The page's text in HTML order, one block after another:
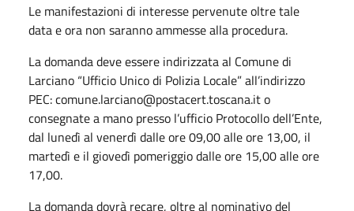
Le manifestazioni di interesse pervenute oltre tale
data e ora non saranno ammesse alla procedura.
La domanda deve essere indirizzata al Comune di
Larciano “Ufficio Unico di Polizia Locale” all’indirizzo
PEC: comune.larciano@postacert.toscana.it o
consegnate a mano presso l’ufficio Protocollo dell’Ente,
dal lunedì al venerdì dalle ore 09,00 alle ore 13,00, il
martedì e il giovedì pomeriggio dalle ore 15,00 alle ore
17,00.
La domanda dovrà recare, oltre al nominativo del